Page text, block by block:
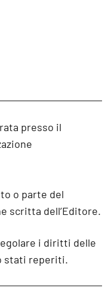
presso il
o parte del
scritta dell’Editore.
i diritti delle
stati reperiti.